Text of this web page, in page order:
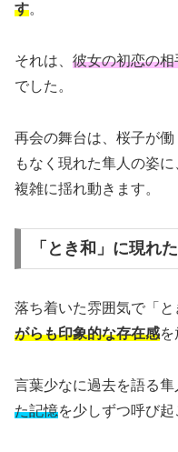
す。
それは、 彼女の初恋の
でした。
再会の舞台は、桜子が
もなく現れた隼人の姿
複雑に揺れ動きます。
「とき和」に現れ
落ち着いた雰囲気で「と
がらも印象的な存在感を
言葉少なに過去を語る隼
た記憶を少しずつ呼び起